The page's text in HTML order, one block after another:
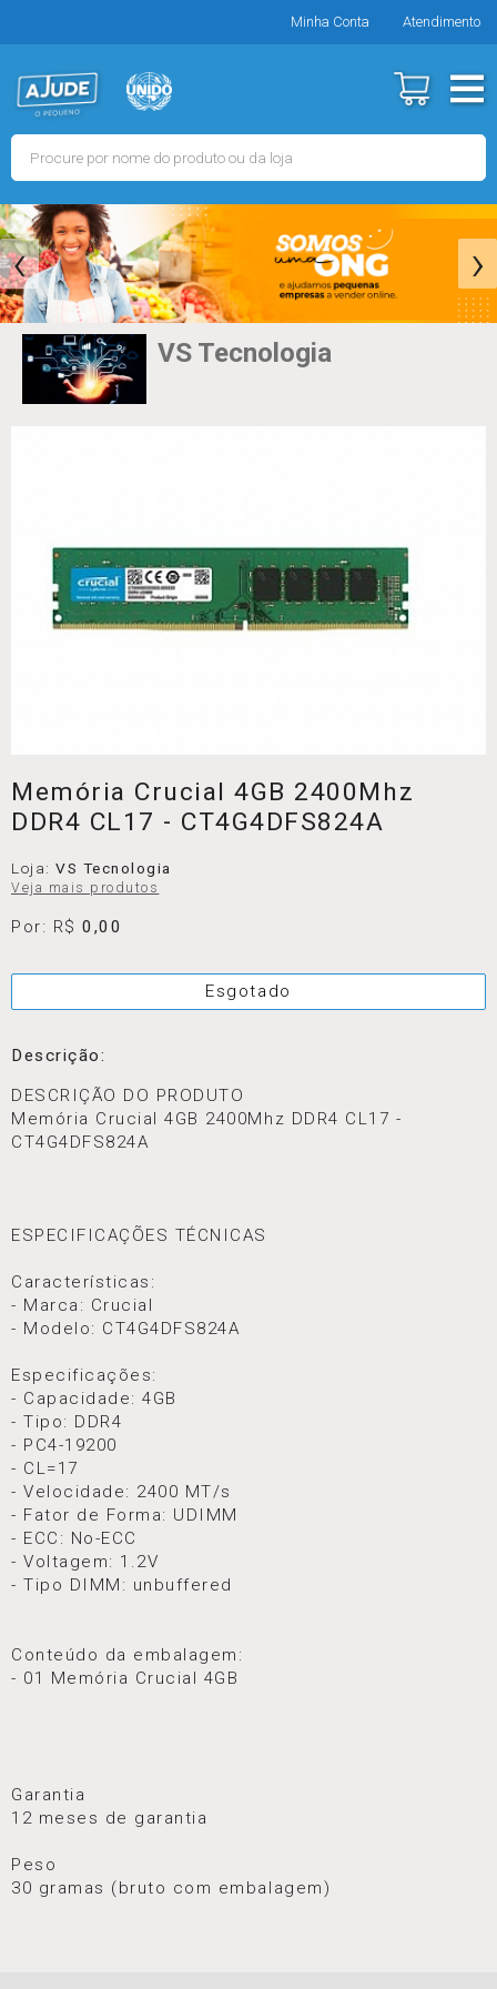
Minha Conta Atendimento
‹ ›
VS Tecnologia
Memória Crucial 4GB 2400Mhz
DDR4 CL17 - CT4G4DFS824A
Loja:VS Tecnologia
Veja mais produtos
Por: R$0,00
Esgotado
Descrição:
DESCRIÇÃO DO PRODUTO
Memória Crucial 4GB 2400Mhz DDR4 CL17 -
CT4G4DFS824A
ESPECIFICAÇÕES TÉCNICAS
Características:
- Marca: Crucial
- Modelo: CT4G4DFS824A
Especificações:
- Capacidade: 4GB
- Tipo: DDR4
- PC4-19200
- CL=17
- Velocidade: 2400 MT/s
- Fator de Forma: UDIMM
- ECC: No-ECC
- Voltagem: 1.2V
- Tipo DIMM: unbuffered
Conteúdo da embalagem:
- 01 Memória Crucial 4GB
Garantia
12 meses de garantia
Peso
30 gramas (bruto com embalagem)